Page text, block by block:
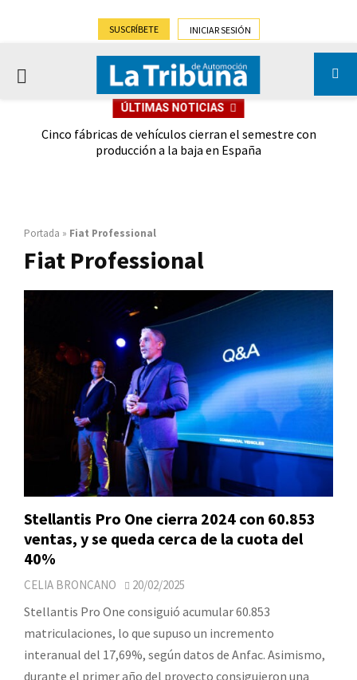
SUSCRÍBETE INICIAR SESIÓN
PRIMARY
ÚLTIMAS NOTICIAS
Cinco fábricas de vehículos cierran el semestre con
producción a la baja en España
Portada » Fiat Professional
Fiat Professional
Stellantis Pro One cierra 2024 con 60.853
ventas, y se queda cerca de la cuota del
40%
CELIA BRONCANO 20/02/2025
Stellantis Pro One consiguió acumular 60.853
matriculaciones, lo que supuso un incremento
interanual del 17,69%, según datos de Anfac. Asimismo,
durante el primer año del proyecto consiguieron una